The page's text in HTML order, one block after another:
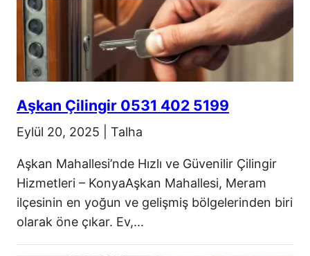
Aşkan Çilingir 0531 402 5199
Eylül 20, 2025 Talha
Aşkan Mahallesi’nde Hızlı ve Güvenilir Çilingir
Hizmetleri – KonyaAşkan Mahallesi, Meram
ilçesinin en yoğun ve gelişmiş bölgelerinden biri
olarak öne çıkar. Ev,...